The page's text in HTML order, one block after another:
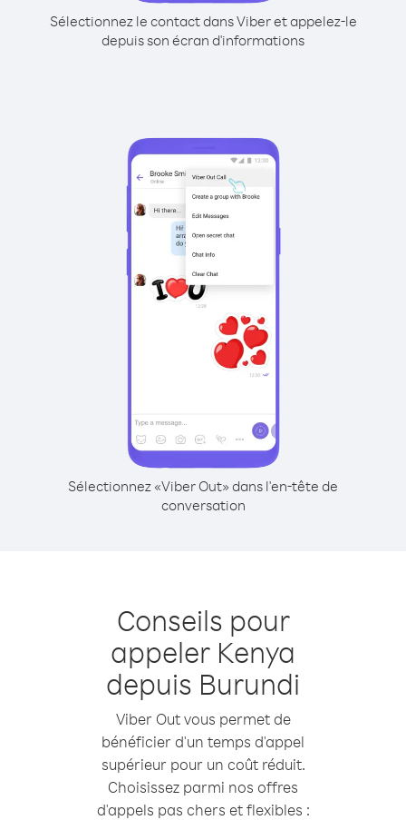
Sélectionnez le contact dans Viber et appelez-le
depuis son écran d'informations
Sélectionnez «Viber Out» dans l'en-tête de
conversation
Conseils pour
appeler Kenya
depuis Burundi
Viber Out vous permet de
bénéficier d'un temps d'appel
supérieur pour un coût réduit.
Choisissez parmi nos offres
d'appels pas chers et flexibles :